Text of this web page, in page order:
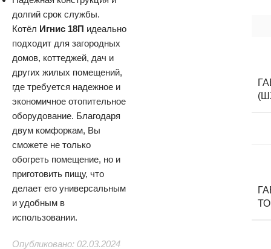
долгий срок службы.
Котёл Игнис 18П идеально
подходит для загородных
домов, коттеджей, дач и
других жилых помещений,
где требуется надежное и
экономичное отопительное
оборудование. Благодаря
двум комфоркам, Вы
сможете не только
обогреть помещение, но и
приготовить пищу, что
делает его универсальным
и удобным в
использовании.
Опубликовано: 02.03.2024